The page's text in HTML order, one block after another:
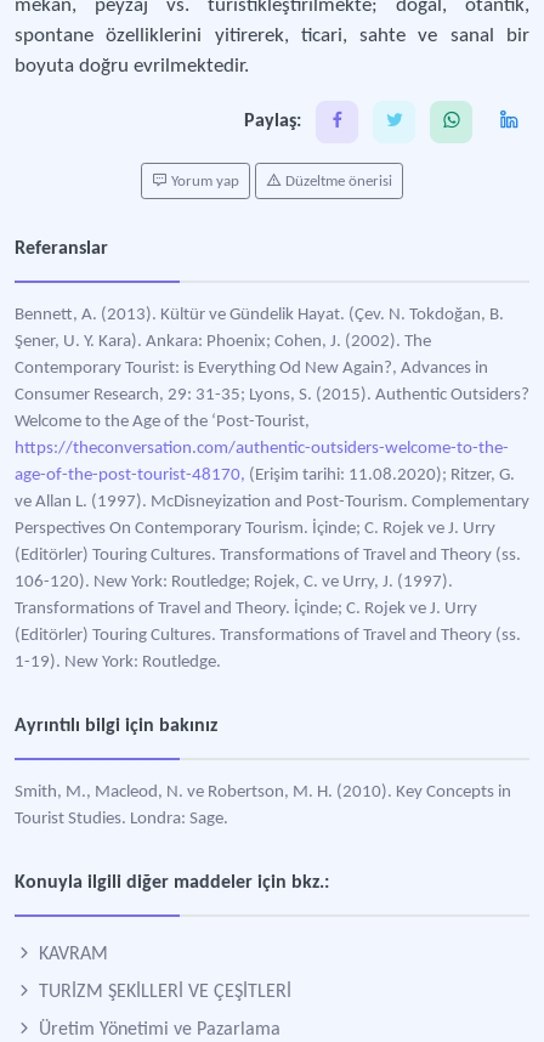
mekan, peyzaj vs. turistikleştirilmekte; doğal, otantik,
spontane özelliklerini yitirerek, ticari, sahte ve sanal bir
boyuta doğru evrilmektedir.
Paylaş:
Yorum yap Düzeltme önerisi
Referanslar
Bennett, A. (2013). Kültür ve Gündelik Hayat. (Çev. N. Tokdoğan, B.
Şener, U. Y. Kara). Ankara: Phoenix; Cohen, J. (2002). The
Contemporary Tourist: is Everything Od New Again?, Advances in
Consumer Research, 29: 31-35; Lyons, S. (2015). Authentic Outsiders?
Welcome to the Age of the ‘Post-Tourist,
https://theconversation.com/authentic-outsiders-welcome-to-the-
age-of-the-post-tourist-48170, (Erişim tarihi: 11.08.2020); Ritzer, G.
ve Allan L. (1997). McDisneyization and Post-Tourism. Complementary
Perspectives On Contemporary Tourism. İçinde; C. Rojek ve J. Urry
(Editörler) Touring Cultures. Transformations of Travel and Theory (ss.
106-120). New York: Routledge; Rojek, C. ve Urry, J. (1997).
Transformations of Travel and Theory. İçinde; C. Rojek ve J. Urry
(Editörler) Touring Cultures. Transformations of Travel and Theory (ss.
1-19). New York: Routledge.
Ayrıntılı bilgi için bakınız
Smith, M., Macleod, N. ve Robertson, M. H. (2010). Key Concepts in
Tourist Studies. Londra: Sage.
Konuyla ilgili diğer maddeler için bkz.:
KAVRAM
TURİZM ŞEKİLLERİ VE ÇEŞİTLERİ
Üretim Yönetimi ve Pazarlama